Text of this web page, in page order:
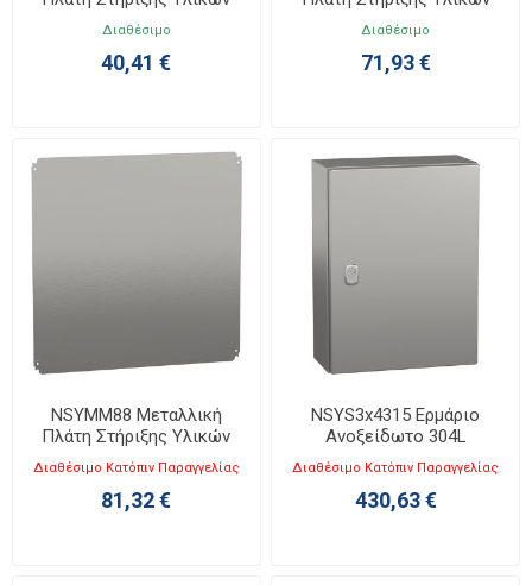
700x500
Διαθέσιμο
40,41 €
800x600
Διαθέσιμο
71,93 €
NSYMM88 Μεταλλική
Πλάτη Στήριξης Υλικών
Υ800XΠ800
Διαθέσιμο Κατόπιν Παραγγελίας
81,32 €
NSYS3x4315 Ερμάριο
Ανοξείδωτο 304L
Υ400xΠ300xΒ150mm IP66
Spacial S3X
Διαθέσιμο Κατόπιν Παραγγελίας
430,63 €